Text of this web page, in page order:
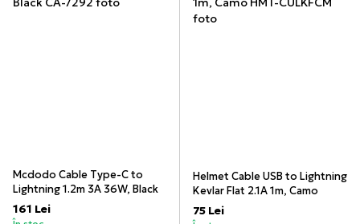
Mcdodo Cable Type-C to
Lightning 1.2m 3A 36W, Black
161 Lei
Helmet Cable USB to Lightning
Kevlar Flat 2.1A 1m, Camo
75 Lei